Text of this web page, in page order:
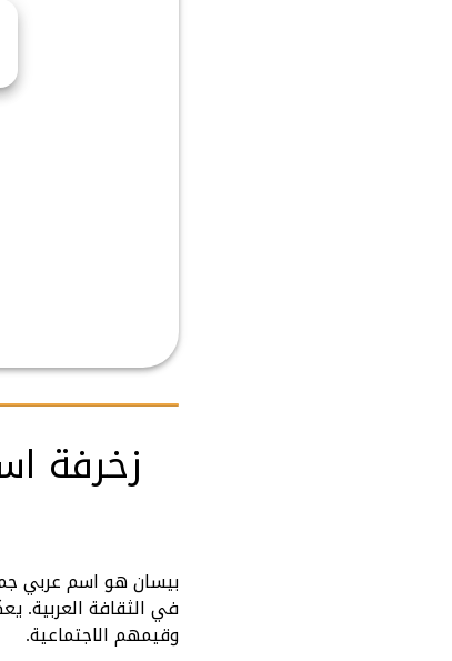
زخرفة
بيسان هو اسم عربي
في الثقافة العربية.
وقيمهم الاجتماعية.